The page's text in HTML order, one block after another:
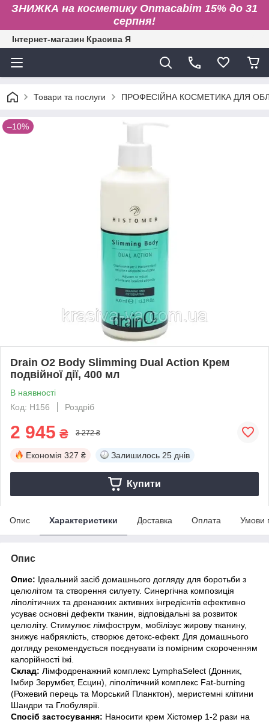
ЗНИЖКА на косметику Onmacabim 15% до 31
серпня!
Інтернет-магазин Красива Я
Товари та послуги ПРОФЕСІЙНА КОСМЕТИКА ДЛЯ
–10%
Drain O2 Body Slimming Dual Action Крем
подвійної дії, 400 мл
В наявності
Код: H156
Роздріб
2 945 ₴ 3 272 ₴
Економія 327 ₴ Залишилось 25 днів
Купити
Опис Характеристики Доставка Оплата Умови
Опис
Опис: Ідеальний засіб домашнього догляду для боротьби з
целюлітом та створення силуету. Синергічна композиція
ліполітичних та дренажних активних інгредієнтів ефективно
усуває основні дефекти тканин, відповідальні за розвиток
целюліту. Стимулює лімфострум, мобілізує жирову тканину,
знижує набряклість, створює детокс-ефект. Для домашнього
догляду рекомендується поєднувати із помірним скороченням
калорійності їжі.
Склад: Лімфодренажний комплекс LymphaSelect (Донник,
Імбир Зерумбет, Есцин), ліполітичний комплекс Fat-burning
(Рожевий перець та Морський Планктон), меристемні клітини
Шандри та Глобулярії.
Спосіб застосування: Наносити крем Хістомер 1-2 рази на